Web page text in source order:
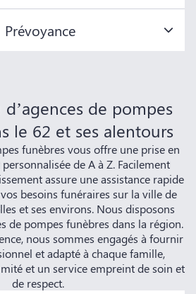
Prévoyance
de pompes
le 62 et ses alentours
funèbres vous offre une prise en
de A à Z. Facilement
assure une assistance rapide
besoins funéraires sur la ville de
et ses environs. Nous disposons
de pompes funèbres dans la région.
nous sommes engagés à fournir
et adapté à chaque famille,
et un service empreint de soin et
de respect.